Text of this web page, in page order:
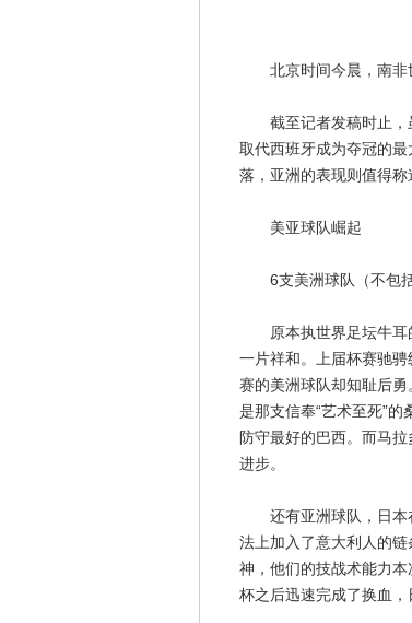
北京时间今晨，南非
截至记者发稿时止，
取代西班牙成为夺冠的
落，亚洲的表现则值得
美亚球队崛起
6支美洲球队（不包括
原本执世界足坛牛耳的
一片祥和。上届杯赛驰
赛的美洲球队却知耻后
是那支信奉“艺术至死”
防守最好的巴西。而马
进步。
还有亚洲球队，日本
法上加入了意大利人的
神，他们的技战术能力
杯之后迅速完成了换血，